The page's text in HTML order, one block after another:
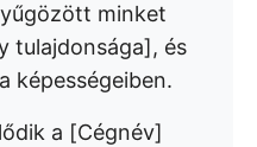
minket
tulajdonsága], és
képességeiben.
a [Cégnév]